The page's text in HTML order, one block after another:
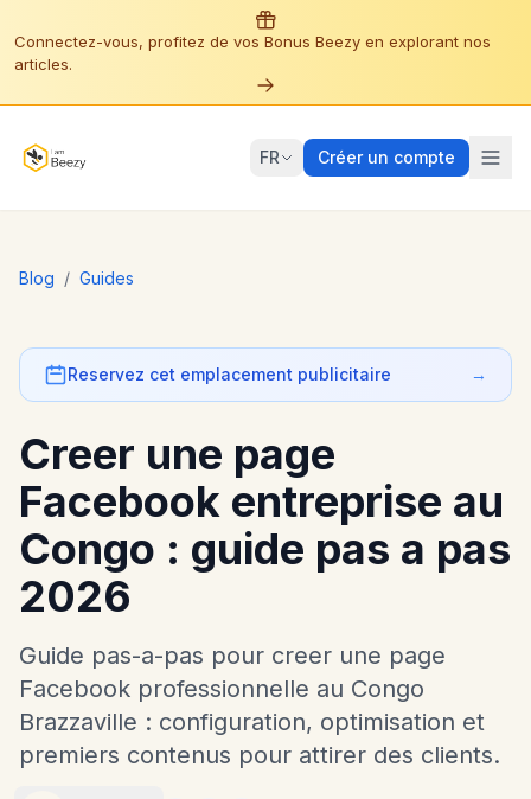
Connectez-vous, profitez de vos Bonus Beezy en explorant nos
articles.
FR Créer un compte
Blog / Guides
Reservez cet emplacement publicitaire →
Creer une page
Facebook entreprise au
Congo : guide pas a pas
2026
Guide pas-a-pas pour creer une page
Facebook professionnelle au Congo
Brazzaville : configuration, optimisation et
premiers contenus pour attirer des clients.